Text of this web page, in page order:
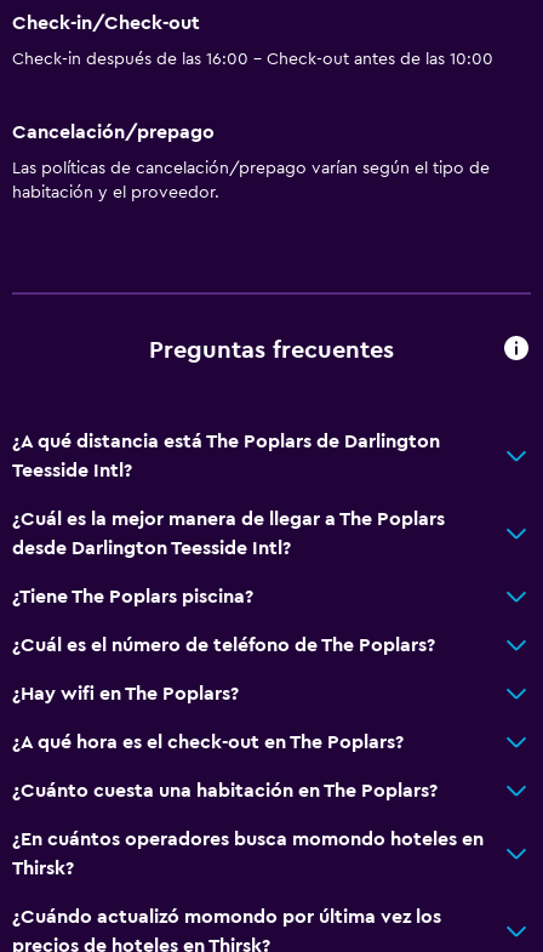
Toallas
Calefacción
Baño
Aseo
General
Chimenea
Alfombrado
Zona de estar
Vista al jardín
Lavandería
Plancha y tabla de planchar
Lavadora
Sistema de entretenimiento
Check-in/Check-out
Check-in después de las 16:00 - Check-out antes de las 10:00
Cancelación/prepago
Las políticas de cancelación/prepago varían según el tipo de
habitación y el proveedor.
Preguntas frecuentes
¿A qué distancia está The Poplars de Darlington
Teesside Intl?
¿Cuál es la mejor manera de llegar a The Poplars
desde Darlington Teesside Intl?
¿Tiene The Poplars piscina?
¿Cuál es el número de teléfono de The Poplars?
¿Hay wifi en The Poplars?
¿A qué hora es el check-out en The Poplars?
¿Cuánto cuesta una habitación en The Poplars?
¿En cuántos operadores busca momondo hoteles en
Thirsk?
¿Cuándo actualizó momondo por última vez los
precios de hoteles en Thirsk?